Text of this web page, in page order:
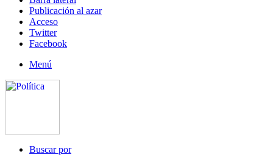
Publicación al azar
Acceso
Twitter
Facebook
Menú
Buscar por